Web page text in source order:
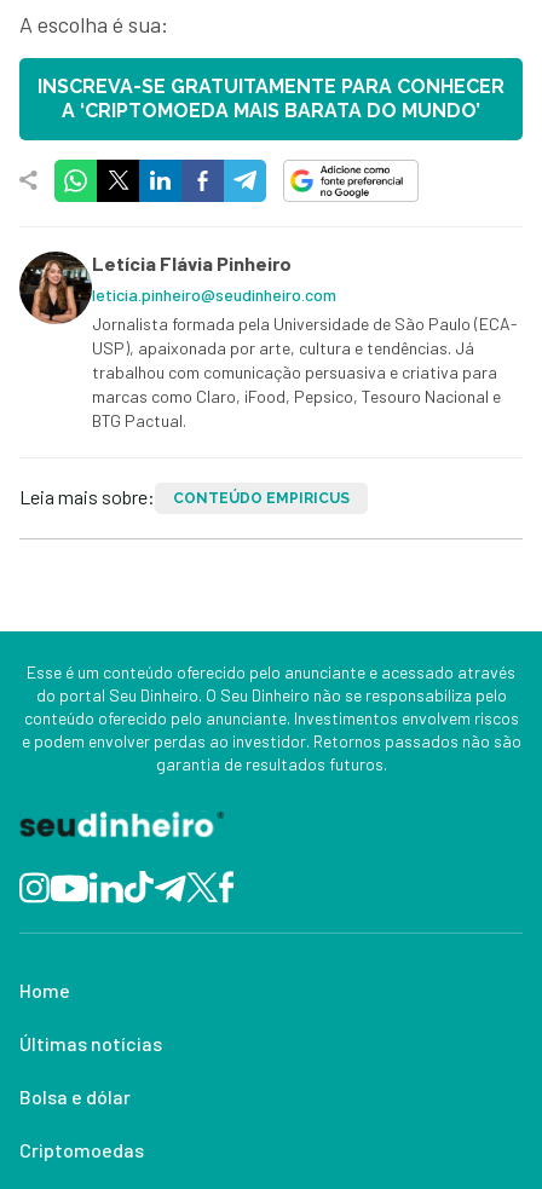
A escolha é sua:
INSCREVA-SE GRATUITAMENTE PARA CONHECER
A ‘CRIPTOMOEDA MAIS BARATA DO MUNDO’
Letícia Flávia Pinheiro
leticia.pinheiro@seudinheiro.com
Jornalista formada pela Universidade de São Paulo (ECA-
USP), apaixonada por arte, cultura e tendências. Já
trabalhou com comunicação persuasiva e criativa para
marcas como Claro, iFood, Pepsico, Tesouro Nacional e
BTG Pactual.
Leia mais sobre: CONTEÚDO EMPIRICUS
Esse é um conteúdo oferecido pelo anunciante e acessado através
do portal Seu Dinheiro. O Seu Dinheiro não se responsabiliza pelo
conteúdo oferecido pelo anunciante. Investimentos envolvem riscos
e podem envolver perdas ao investidor. Retornos passados não são
garantia de resultados futuros.
Home
Últimas notícias
Bolsa e dólar
Criptomoedas